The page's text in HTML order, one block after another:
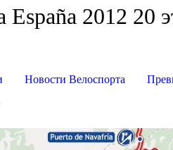
2012 20
Новости Велоспорта